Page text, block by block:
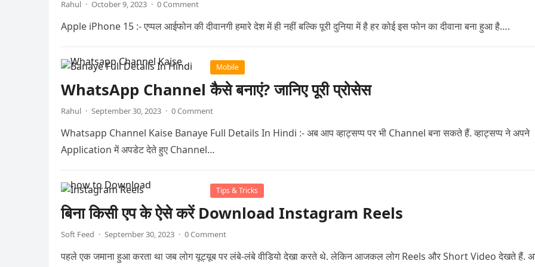
Rahul · October 9, 2023 · 0 Comment
Apple iPhone 15 :- एप्पल आईफोन की दीवानगी हमारे देश में ही नहीं बल्कि पूरी दुनिया में है हर कोई इस फोन का दीवाना बना हुआ है….
Mobile
WhatsApp Channel कैसे बनाएं? जानिए पूरी प्रोसेस
Rahul · September 30, 2023 · 0 Comment
Whatsapp Channel Kaise Banaye Full Details In Hindi :- अब आप व्हाट्सप्प पर भी Channel बना सकते हैं. व्हाट्सप्प ने अपने
Application में अपडेट देते हुए Channel…
Tips & Tricks
बिना किसी एप के ऐसे करें Download Instagram Reels
Soft Feed · September 30, 2023 · 0 Comment
पहले एक जमाना हुआ करता था जब लोग यूट्यूब पर लंबे-लंबे वीडियो देखा करते थे. लेकिन आजकल लोग Reels और Short Video देखते हैं.